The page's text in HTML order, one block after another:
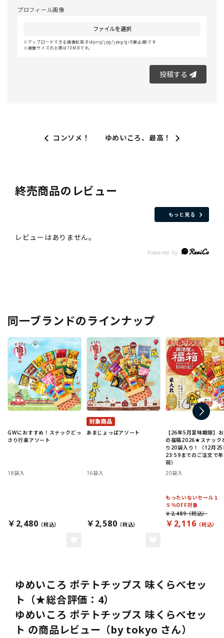
プロフィール画像
ファイルを選択
アップロードできる画像拡張子はpng/jpg/jpeg/gif(静止画)です
画像サイズの上限は10MBです。
投稿する
コンソメ！ ゆめいころ、最高！
終売商品のレビュー
もっと見る
同一ブランドのラインナップ
GWにおすすめ！スナックどっ
さり行楽アソート
18袋入
￥2,480
あまじょっぱアソート
16袋入
￥2,580
【26年5月賞味期限】
の福箱2026★スナック
り20袋入り！（12月25
23:59までのご注文で
荷）
20袋入
もったいないセール１
５％OFF対象
￥2,116
￥2,489
ゆめいころ ポテトチップス 味くらべセッ
ト（★総合評価：4）
ゆめいころ ポテトチップス 味くらべセッ
ト の商品レビュー（by tokyo さん）